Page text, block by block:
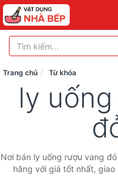
Trang chủ Từ khóa
ly
Nơi bán ly uống rượu vang
hãng với giá tốt nhất, giao